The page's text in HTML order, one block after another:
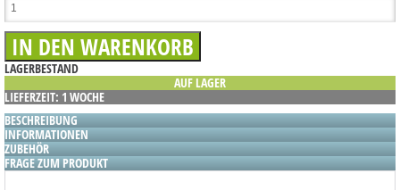
LAGERBESTAND
AUF LAGER
LIEFERZEIT: 1 WOCHE
BESCHREIBUNG
INFORMATIONEN
ZUBEHÖR
FRAGE ZUM PRODUKT